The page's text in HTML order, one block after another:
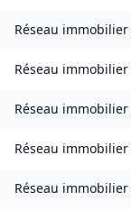
Réseau immobilier
Réseau immobilier
Réseau immobilier
Réseau immobilier
Réseau immobilier